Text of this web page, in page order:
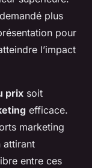
plus
pour
l’impact
prix soit
efficace.
marketing
attirant
entre ces